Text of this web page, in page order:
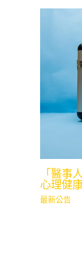
「醫事
心理健
最新公告